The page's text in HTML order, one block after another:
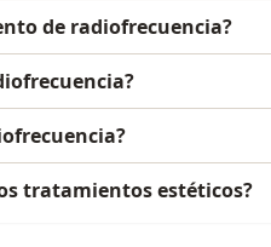
de radiofrecuencia?
tratamientos estéticos?